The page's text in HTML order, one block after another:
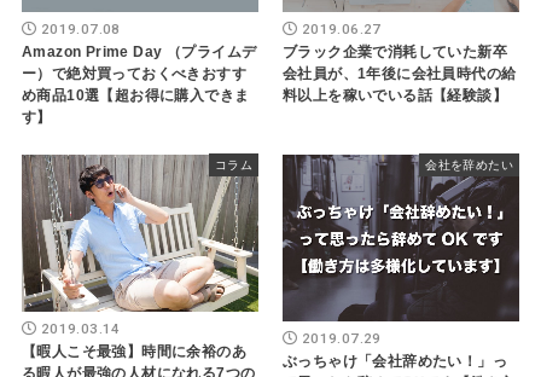
2019.07.08
Amazon Prime Day （プライムデ
ー）で絶対買っておくべきおすす
め商品10選【超お得に購入できま
す】
2019.06.27
ブラック企業で消耗していた新卒
会社員が、1年後に会社員時代の給
料以上を稼いでいる話【経験談】
コラム
2019.03.14
【暇人こそ最強】時間に余裕のあ
会社を辞めたい
2019.07.29
ぶっちゃけ「会社辞めたい！」っ